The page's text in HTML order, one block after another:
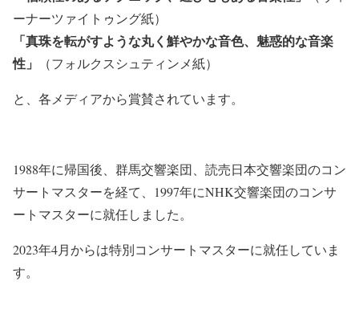
ーナーツァイトゥング紙）
「真珠を転がすような丸く鮮やかな音色、魅惑的な音楽
性」
（フォルクスシュティンメ紙）
と、各メディアから賞賛されています。
1988年に帰国後、群馬交響楽団、読売日本交響楽団のコン
サートマスターを経て、1997年にNHK交響楽団のコンサ
ートマスターに就任しました。
2023年4月からは特別コンサートマスターに就任していま
す。